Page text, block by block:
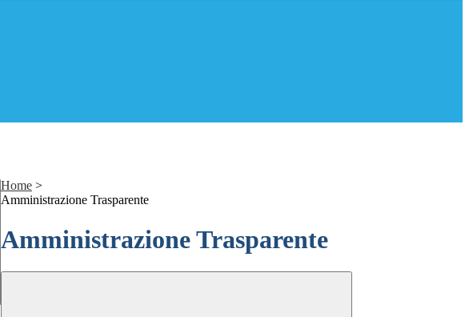
Home >
Amministrazione Trasparente
Amministrazione Trasparente